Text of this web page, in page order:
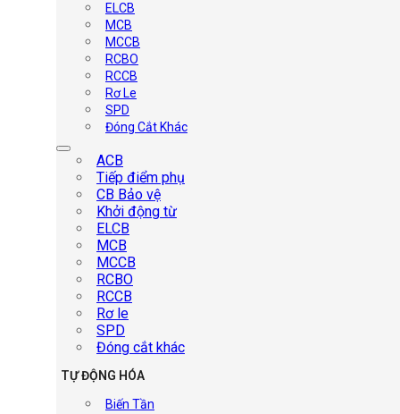
ELCB
MCB
MCCB
RCBO
RCCB
Rơ Le
SPD
Đóng Cắt Khác
ACB
Tiếp điểm phụ
CB Bảo vệ
Khởi động từ
ELCB
MCB
MCCB
RCBO
RCCB
Rơ le
SPD
Đóng cắt khác
TỰ ĐỘNG HÓA
Biến Tần